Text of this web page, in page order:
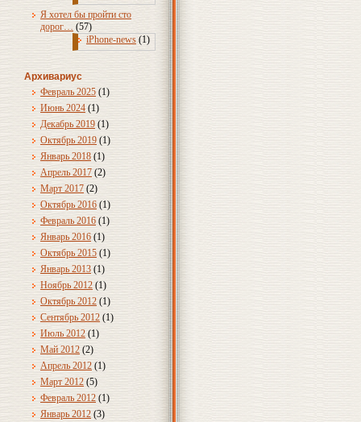
Я хотел бы пройти сто
дорог… (57)
iPhone-news (1)
Архивариус
Февраль 2025 (1)
Июнь 2024 (1)
Декабрь 2019 (1)
Октябрь 2019 (1)
Январь 2018 (1)
Апрель 2017 (2)
Март 2017 (2)
Октябрь 2016 (1)
Февраль 2016 (1)
Январь 2016 (1)
Октябрь 2015 (1)
Январь 2013 (1)
Ноябрь 2012 (1)
Октябрь 2012 (1)
Сентябрь 2012 (1)
Июль 2012 (1)
Май 2012 (2)
Апрель 2012 (1)
Март 2012 (5)
Февраль 2012 (1)
Январь 2012 (3)